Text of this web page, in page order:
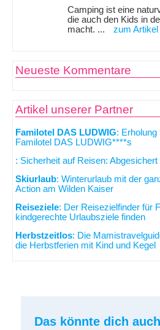
Camping ist eine
die auch den Kids in
macht. ...
zum Artikel
Neueste Kommentare
Artikel unserer Partner
Familotel DAS LUDWIG: Erholung
Familotel DAS LUDWIG****s
: Sicherheit auf Reisen:
Skiurlaub: Winterurlaub mit der
Action am Wilden Kaiser
Reiseziele: Der Reisezielfinder für
kindgerechte Urlaubsziele finden
Herbstzeitlos: Die
die Herbstferien mit Kind und Kegel
Das könnte dich